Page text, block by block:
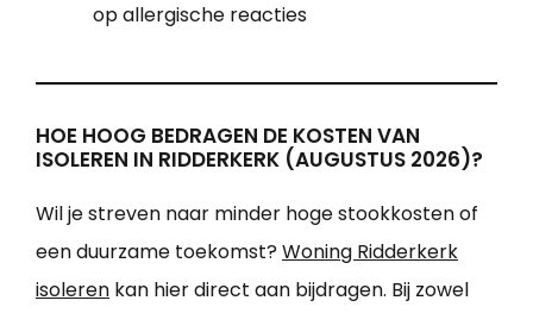
op allergische reacties
HOE HOOG BEDRAGEN DE KOSTEN VAN
ISOLEREN IN RIDDERKERK (AUGUSTUS 2026)?
Wil je streven naar minder hoge stookkosten of
een duurzame toekomst? Woning Ridderkerk
isoleren kan hier direct aan bijdragen. Bij zowel